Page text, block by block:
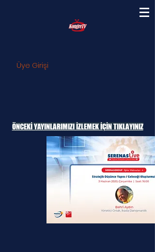
Üye Girişi
ÖNCEKİ YAYINLARIMIZI İZLEMEK İÇİN TIKLAYINIZ
CANLI YAYIN